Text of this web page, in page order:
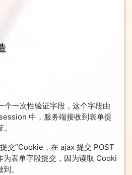
个一次性验证字段，这个字段由
中，服务端接收到表单提
交”Cookie，在 ajax 提交 POST
表单字段提交，因为读取 Cooki
。